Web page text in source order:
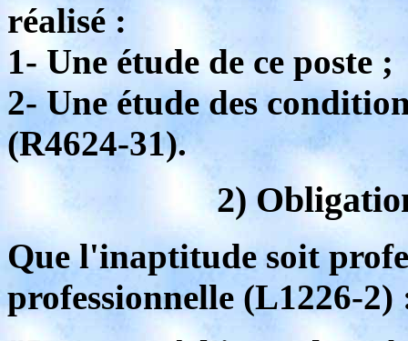
réalisé :
1- Une étude de ce poste ;
2- Une étude des
(R4624-31).
2)
Que l'inaptitude soit
professionnelle (L1226-2)